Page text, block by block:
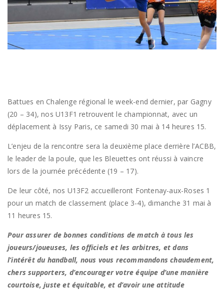
Battues en Chalenge régional le week-end dernier, par Gagny
(20 – 34), nos U13F1 retrouvent le championnat, avec un
déplacement à Issy Paris, ce samedi 30 mai à 14 heures 15.
L’enjeu de la rencontre sera la deuxième place derrière l’ACBB,
le leader de la poule, que les Bleuettes ont réussi à vaincre
lors de la journée précédente (19 – 17).
De leur côté, nos U13F2 accueilleront Fontenay-aux-Roses 1
pour un match de classement (place 3-4), dimanche 31 mai à
11 heures 15.
Pour assurer de bonnes conditions de match à tous les
joueurs/joueuses, les officiels et les arbitres, et dans
l’intérêt du handball, nous vous recommandons chaudement,
chers supporters, d’encourager votre équipe d’une manière
courtoise, juste et équitable, et d’avoir une attitude